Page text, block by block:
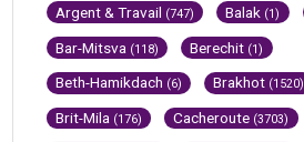
Argent & Travail (747) Balak (1)
Bar-Mitsva (118) Berechit (1)
Beth-Hamikdach (6) Brakhot (1520)
Brit-Mila (176) Cacheroute (3703)